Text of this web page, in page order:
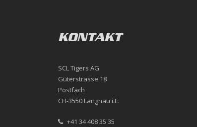
KONTAKT
SCL Tigers AG
Güterstrasse 18
Postfach
CH-3550 Langnau i.E.
+41 34 408 35 35